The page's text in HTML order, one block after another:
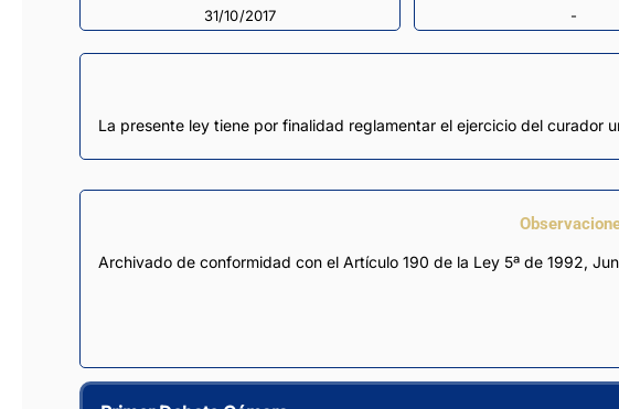
31/10/2017 -
La presente ley tiene por finalidad reglamentar el ejercicio del curador
Archivado de conformidad con el Artículo 190 de la Ley 5ª de 1992,